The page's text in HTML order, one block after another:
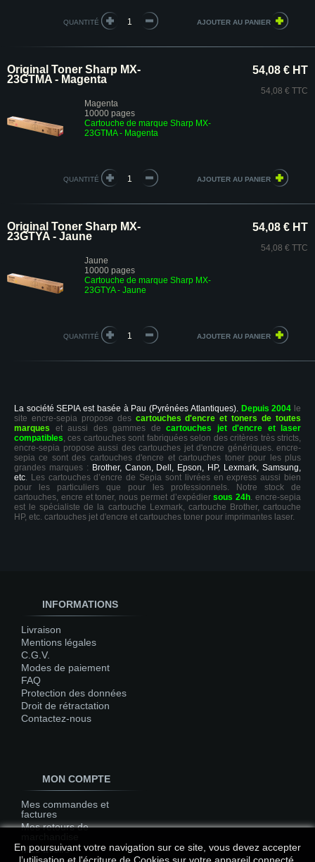
QUANTITÉ
Original Toner Sharp MX-
23GTMA - Magenta
Magenta
10000 pages
Cartouche de marque Sharp MX-
23GTMA - Magenta
54,08 € HT
54,08 € TTC
QUANTITÉ
Original Toner Sharp MX-
23GTYA - Jaune
Jaune
10000 pages
Cartouche de marque Sharp MX-
23GTYA - Jaune
54,08 € HT
54,08 € TTC
QUANTITÉ
La société SEPIA est basée à Pau (Pyrénées Atlantiques). Depuis 2004 le
site encre-sepia propose des cartouches d'encre et toners de toutes
marques et aussi des gammes de cartouches jet d'encre et laser
compatibles, ces cartouches sont fabriquées selon des critères très stricts,
encre-sepia propose aussi des cartouches jet d'encre génériques. encre-
sepia ce sont des cartouches d'encre et cartouches toner pour les plus
grandes marques : Brother, Canon, Dell, Epson, HP, Lexmark, Samsung,
etc. Les cartouches d’encre de Sepia sont livrées en express aussi bien
pour les particuliers que pour les professionnels. Notre stock de
cartouches, encre et toner, nous permet d’expédiersous 24h. encre-sepia
est le spécialiste de la cartouche Lexmark, cartouche Brother, cartouche
HP, etc. cartouches jet d'encre et cartouches toner pour imprimantes laser.
INFORMATIONS
Livraison
Mentions légales
C.G.V.
Modes de paiement
FAQ
Protection des données
Droit de rétractation
Contactez-nous
MON COMPTE
Mes commandes et
factures
Mes retours de
Mes avoirs
En poursuivant votre navigation sur ce site, vous devez accepter